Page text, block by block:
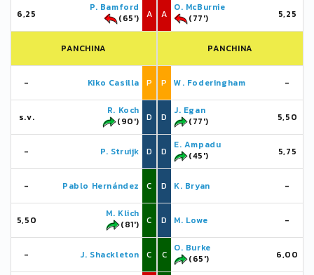
6,25
P. Bamford
(65')
A
PANCHINA
- Kiko Casilla P
s.v.
R. Koch
(90')
D
- P. Struijk D
- Pablo Hernández C
5,50
M. Klich
(81')
C
- J. Shackleton C
A
O. McBurnie
(77')
5,25
PANCHINA
P W. Foderingham -
D
J. Egan
(77')
5,50
D
E. Ampadu
(45')
5,75
D K. Bryan -
D M. Lowe -
C
O. Burke
(65')
6,00